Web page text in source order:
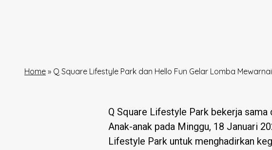
Home » Q Square Lifestyle Park dan Hello Fun Gelar Lomba
Q Square Lifestyle Park bekerja
Anak-anak pada Minggu, 18 Januari
Lifestyle Park untuk menghadirkan